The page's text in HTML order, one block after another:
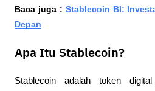
Baca juga : Stablecoin BI:
Depan
Apa Itu Stablecoin?
Stablecoin adalah token